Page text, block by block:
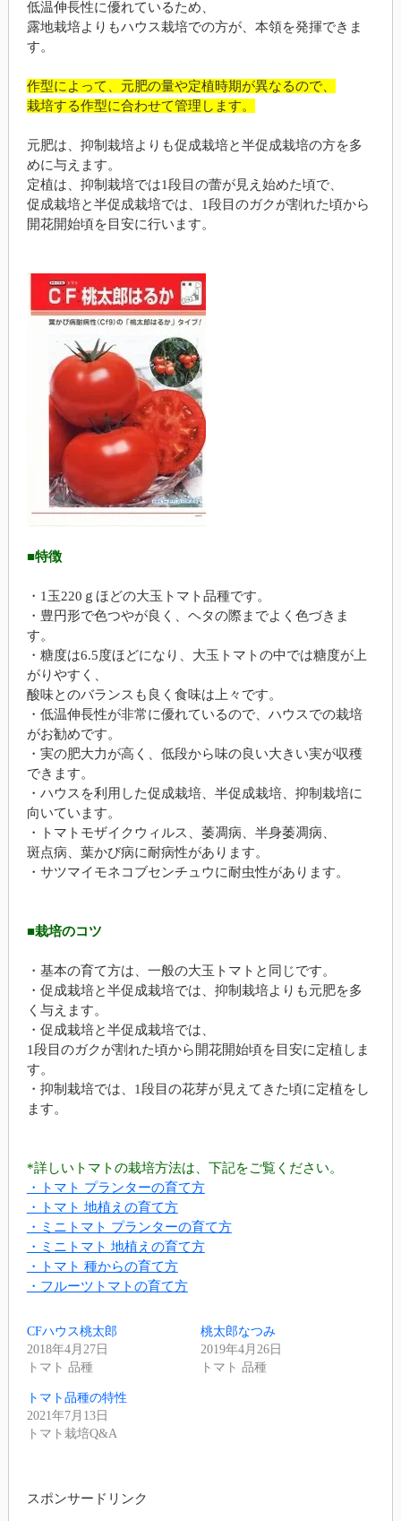
低温伸長性に優れているため、
露地栽培よりもハウス栽培での方が、本領を発揮できま
す。
作型によって、元肥の量や定植時期が異なるので、
栽培する作型に合わせて管理します。
元肥は、抑制栽培よりも促成栽培と半促成栽培の方を多
めに与えます。
定植は、抑制栽培では1段目の蕾が見え始めた頃で、
促成栽培と半促成栽培では、1段目のガクが割れた頃から
開花開始頃を目安に行います。
■特徴
・1玉220ｇほどの大玉トマト品種です。
・豊円形で色つやが良く、ヘタの際までよく色づきま
す。
・糖度は6.5度ほどになり、大玉トマトの中では糖度が上
がりやすく、
酸味とのバランスも良く食味は上々です。
・低温伸長性が非常に優れているので、ハウスでの栽培
がお勧めです。
・実の肥大力が高く、低段から味の良い大きい実が収穫
できます。
・ハウスを利用した促成栽培、半促成栽培、抑制栽培に
向いています。
・トマトモザイクウィルス、萎凋病、半身萎凋病、
斑点病、葉かび病に耐病性があります。
・サツマイモネコブセンチュウに耐虫性があります。
■栽培のコツ
・基本の育て方は、一般の大玉トマトと同じです。
・促成栽培と半促成栽培では、抑制栽培よりも元肥を多
く与えます。
・促成栽培と半促成栽培では、
1段目のガクが割れた頃から開花開始頃を目安に定植しま
す。
・抑制栽培では、1段目の花芽が見えてきた頃に定植をし
ます。
*詳しいトマトの栽培方法は、下記をご覧ください。
・トマト プランターの育て方
・トマト 地植えの育て方
・ミニトマト プランターの育て方
・ミニトマト 地植えの育て方
・トマト 種からの育て方
・フルーツトマトの育て方
CFハウス桃太郎
2018年4月27日
トマト 品種
桃太郎なつみ
2019年4月26日
トマト 品種
トマト品種の特性
2021年7月13日
トマト栽培Q&A
スポンサードリンク